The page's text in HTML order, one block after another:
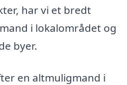
har vi et bredt
i lokalområdet og
byer.
en altmuligmand i